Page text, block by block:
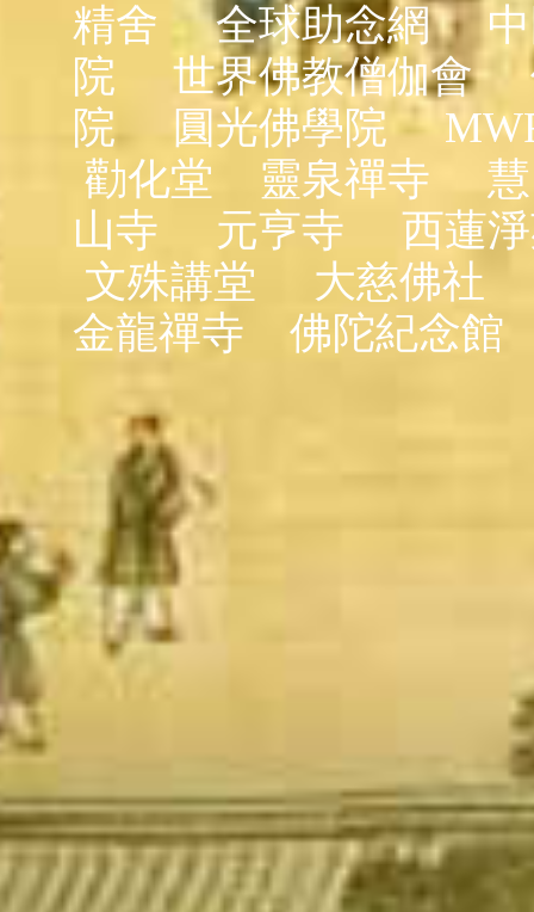
精舍
全球助念網
院
世界佛教僧伽會
院
圓光佛學院
勸化堂
靈泉禪寺
山寺
元亨寺
西蓮
文殊講堂
大慈佛社
金龍禪寺
佛陀紀念館